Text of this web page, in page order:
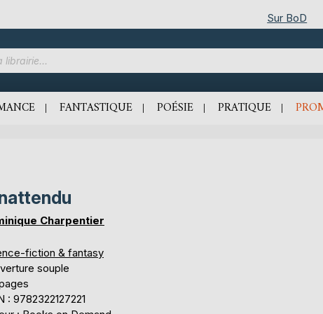
Sur BoD
FANTASTIQUE POÉSIE PRATIQUE
Charpentier
fiction & fantasy
souple
: 9782322127221